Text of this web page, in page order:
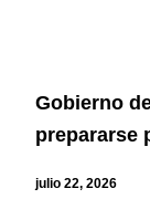
Gobierno
prepararse
julio 22, 2026